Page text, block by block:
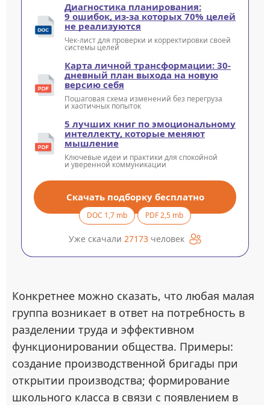
Диагностика планирования:
9 ошибок, из-за которых 70% целей
не реализуются
Чек-лист для проверки и корректировки своей
системы целей
Карта личной трансформации: 30-
дневный план выхода на новую
версию себя
Пошаговая схема изменений без перегруза
и хаотичных попыток
5 лучших книг по эмоциональному
интеллекту, которые меняют
мышление
Ключевые идеи и практики для спокойной
и уверенной коммуникации
Скачать подборку бесплатно
DOC 1,7 mb PDF 2,5 mb
Уже скачали 27173 человек
Конкретнее можно сказать, что любая малая
группа возникает в ответ на потребность в
разделении труда и эффективном
функционировании общества. Примеры:
создание производственной бригады при
открытии производства; формирование
школьного класса в связи с появлением в